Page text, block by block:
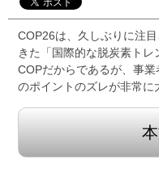
COP26は、久しぶりに注
きた「国際的な脱炭素ト
COPだからであるが、事
のポイントのズレが非常に